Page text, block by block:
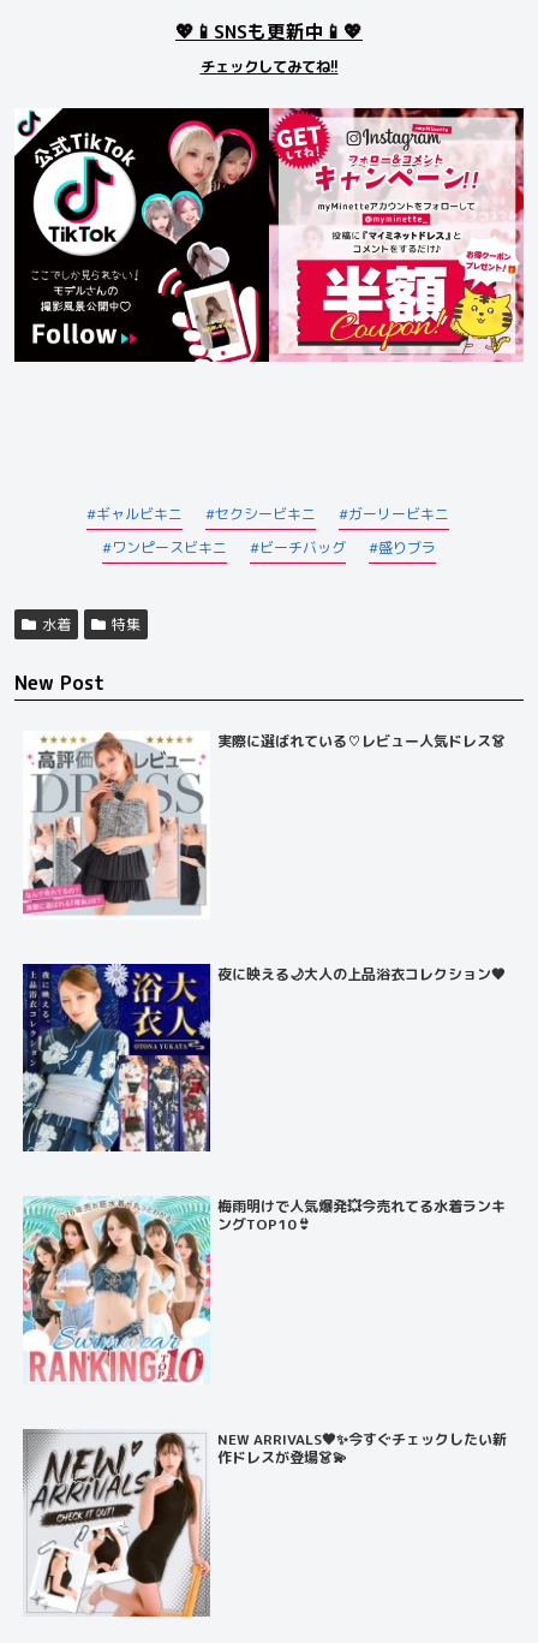
💖📱SNSも更新中📱💖
チェックしてみてね!!
ギャルビキニ セクシービキニ
ガーリービキニ
ワンピースビキニ
ビーチバッグ 盛りブラ
水着 特集
New Post
実際に選ばれている♡レビュー人気ドレス👗
夜に映える🌙大人の上品浴衣コレクション🖤
梅雨明けで人気爆発💥今売れてる水着ランキ
ングTOP10👙
NEW ARRIVALS🖤✨今すぐチェックしたい新
作ドレスが登場👗💫